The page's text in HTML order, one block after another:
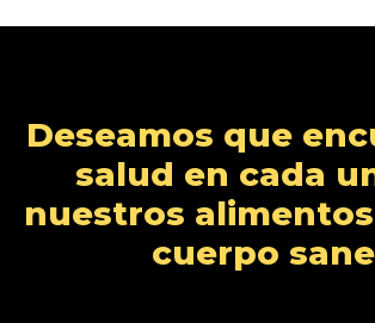
t
o
s
d
t
o
s
o
c
t
o
Deseamos que
salud en cada
nuestros
cuerpo